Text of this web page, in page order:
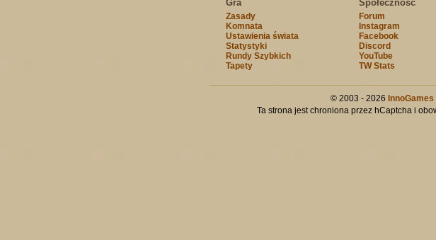
Gra
Zasady
Komnata
Ustawienia świata
Statystyki
Rundy Szybkich
Tapety
Społeczność
Forum
Instagram
Facebook
Discord
YouTube
TW Stats
© 2003 - 2026 InnoGames
Ta strona jest chroniona przez hCaptcha i